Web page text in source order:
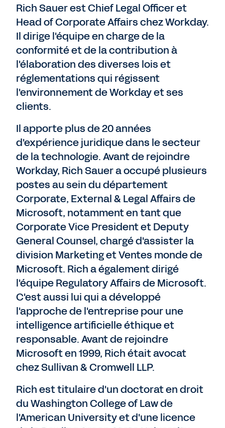
Rich Sauer est Chief Legal Officer et
Head of Corporate Affairs chez Workday.
Il dirige l'équipe en charge de la
conformité et de la contribution à
l'élaboration des diverses lois et
réglementations qui régissent
l'environnement de Workday et ses
clients.
Il apporte plus de 20 années
d'expérience juridique dans le secteur
de la technologie. Avant de rejoindre
Workday, Rich Sauer a occupé plusieurs
postes au sein du département
Corporate, External & Legal Affairs de
Microsoft, notamment en tant que
Corporate Vice President et Deputy
General Counsel, chargé d'assister la
division Marketing et Ventes monde de
Microsoft. Rich a également dirigé
l'équipe Regulatory Affairs de Microsoft.
C'est aussi lui qui a développé
l'approche de l'entreprise pour une
intelligence artificielle éthique et
responsable. Avant de rejoindre
Microsoft en 1999, Rich était avocat
chez Sullivan & Cromwell LLP.
Rich est titulaire d'un doctorat en droit
du Washington College of Law de
l'American University et d'une licence